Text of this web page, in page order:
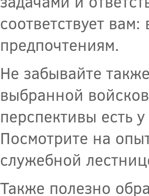
соответствует
предпочтениям.
Не забывайте
выбранной
перспективы есть
Посмотрите на
служебной
Также полезно